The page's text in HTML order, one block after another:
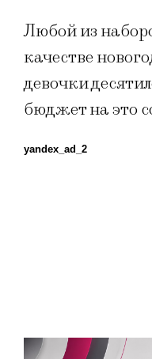
Любой из
качестве
девочки
бюджет на это
yandex_ad_2